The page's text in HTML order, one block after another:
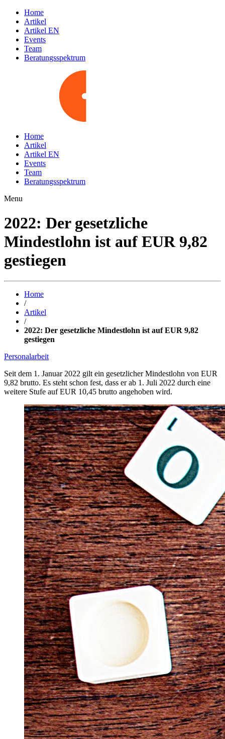
Home
Artikel
Artikel EN
Events
Team
Beratungsspektrum
Home
Artikel
Artikel EN
Events
Team
Beratungsspektrum
Menu
2022: Der gesetzliche
Mindestlohn ist auf EUR 9,82
gestiegen
Home
/
Artikel
/
2022: Der gesetzliche Mindestlohn ist auf EUR 9,82
gestiegen
Personalarbeit
Seit dem 1. Januar 2022 gilt ein gesetzlicher Mindestlohn von EUR
9,82 brutto. Es steht schon fest, dass er ab 1. Juli 2022 durch eine
weitere Stufe auf EUR 10,45 brutto angehoben wird.